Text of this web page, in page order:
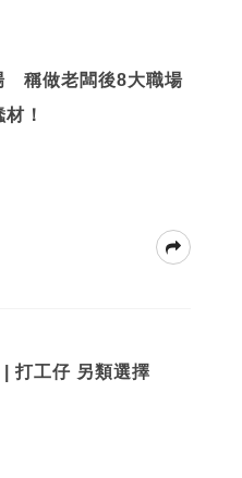
稱做老闆後8大職場
！
打工仔 另類選擇